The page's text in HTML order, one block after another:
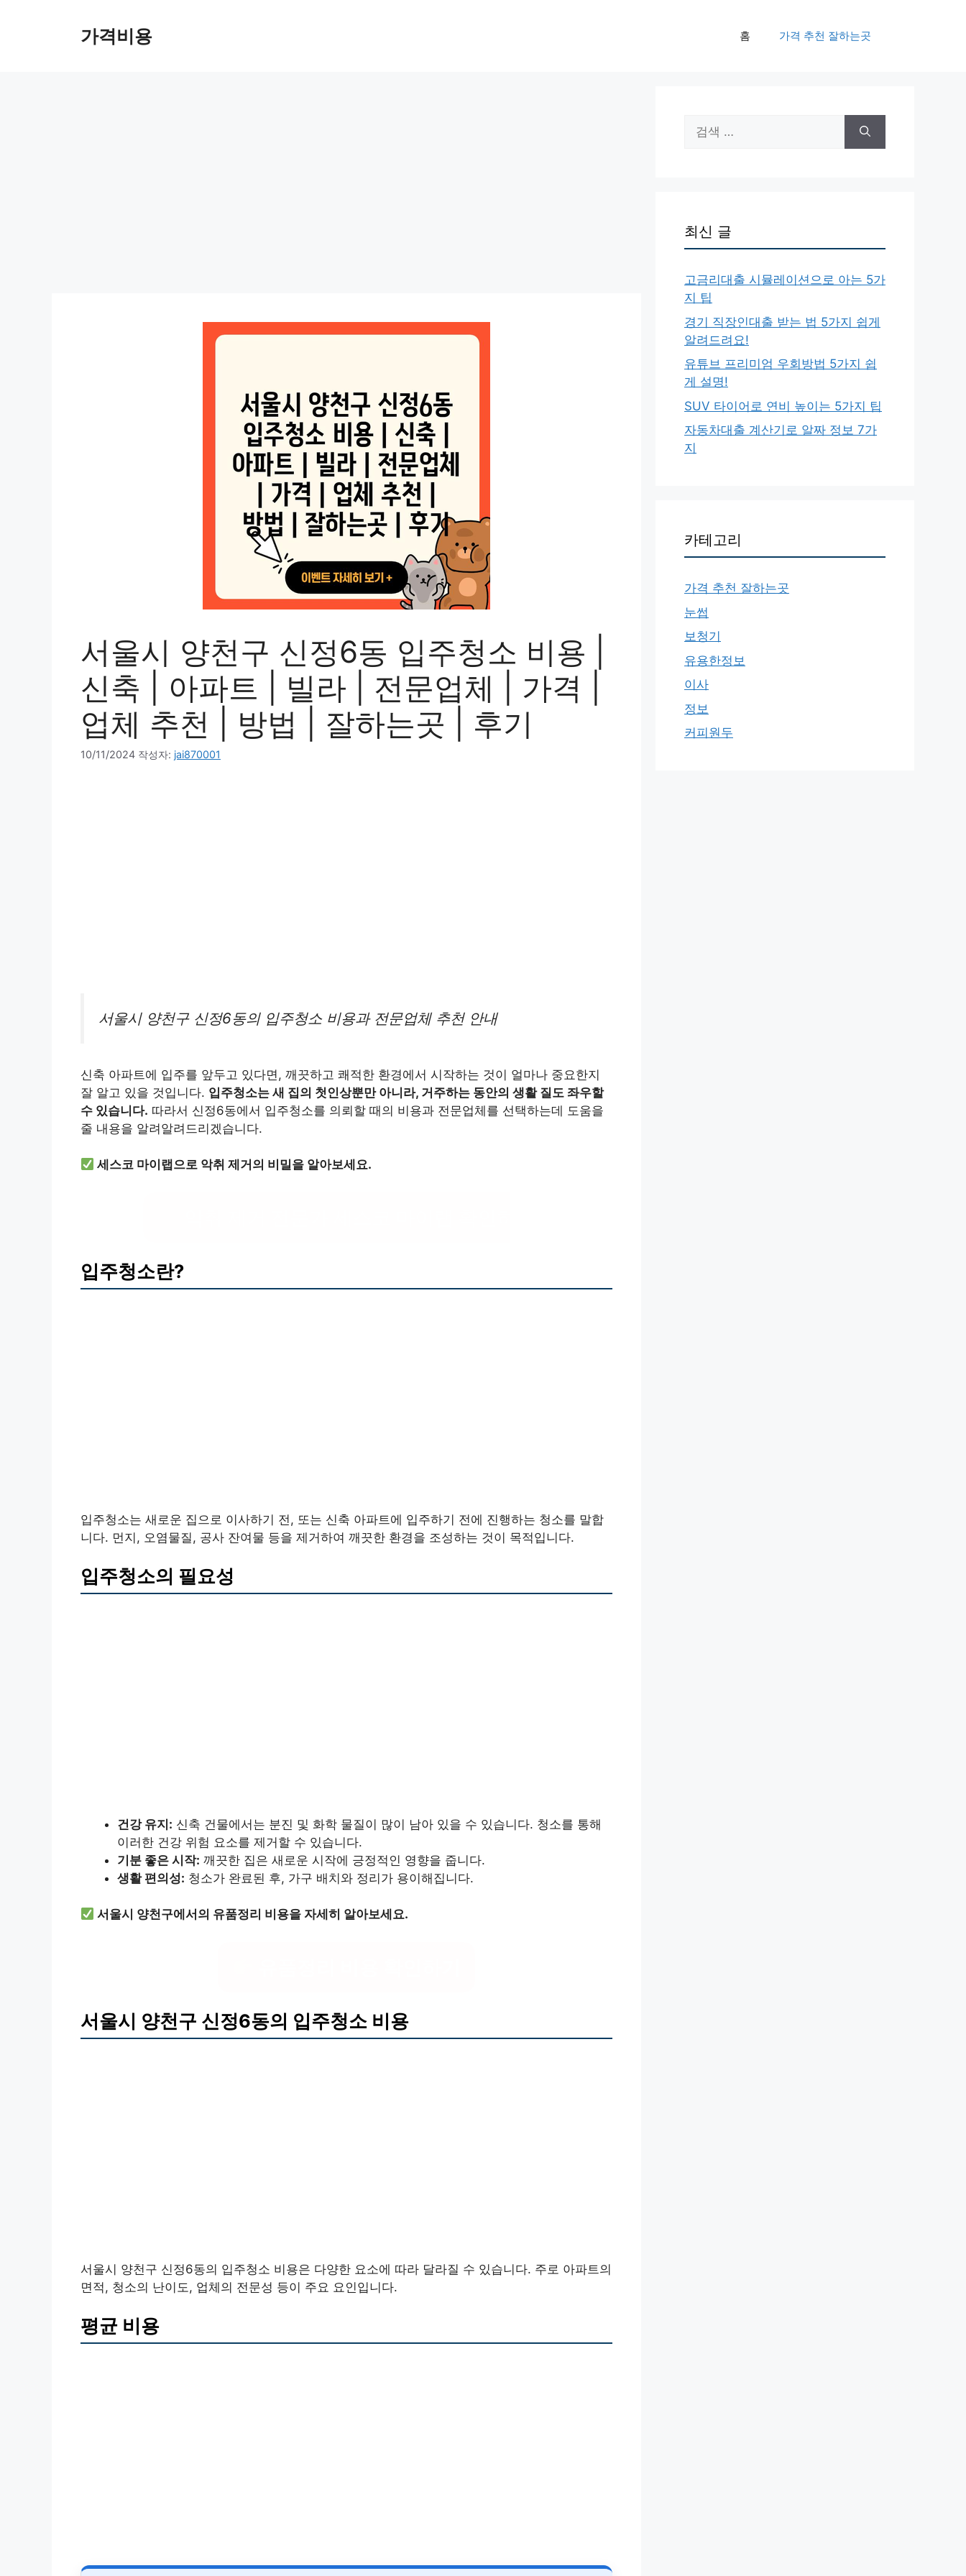
가격비용 홈 가격 추천 잘하는곳
서울시 양천구 신정6동 입주청소 비용 |
신축 | 아파트 | 빌라 | 전문업체 | 가격 |
업체 추천 | 방법 | 잘하는곳 | 후기
10/11/2024 작성자: jai870001
서울시 양천구 신정6동의 입주청소 비용과 전문업체 추천 안내
신축 아파트에 입주를 앞두고 있다면, 깨끗하고 쾌적한 환경에서 시작하는 것이 얼마나 중요한지
잘 알고 있을 것입니다. 입주청소는 새 집의 첫인상뿐만 아니라, 거주하는 동안의 생활 질도 좌우할
수 있습니다. 따라서 신정6동에서 입주청소를 의뢰할 때의 비용과 전문업체를 선택하는데 도움을
줄 내용을 알려알려드리겠습니다.
세스코 마이랩으로 악취 제거의 비밀을 알아보세요.
입주청소란?
입주청소는 새로운 집으로 이사하기 전, 또는 신축 아파트에 입주하기 전에 진행하는 청소를 말합
니다. 먼지, 오염물질, 공사 잔여물 등을 제거하여 깨끗한 환경을 조성하는 것이 목적입니다.
입주청소의 필요성
건강 유지: 신축 건물에서는 분진 및 화학 물질이 많이 남아 있을 수 있습니다. 청소를 통해
이러한 건강 위험 요소를 제거할 수 있습니다.
기분 좋은 시작: 깨끗한 집은 새로운 시작에 긍정적인 영향을 줍니다.
생활 편의성: 청소가 완료된 후, 가구 배치와 정리가 용이해집니다.
서울시 양천구에서의 유품정리 비용을 자세히 알아보세요.
서울시 양천구 신정6동의 입주청소 비용
서울시 양천구 신정6동의 입주청소 비용은 다양한 요소에 따라 달라질 수 있습니다. 주로 아파트의
면적, 청소의 난이도, 업체의 전문성 등이 주요 요인입니다.
평균 비용
색:
최신 글
고금리대출 시뮬레이션으로 아는 5가
지 팁
경기 직장인대출 받는 법 5가지 쉽게
알려드려요!
유튜브 프리미엄 우회방법 5가지 쉽
게 설명!
SUV 타이어로 연비 높이는 5가지 팁
자동차대출 계산기로 알짜 정보 7가
지
카테고리
가격 추천 잘하는곳
눈썹
보청기
유용한정보
이사
정보
커피원두